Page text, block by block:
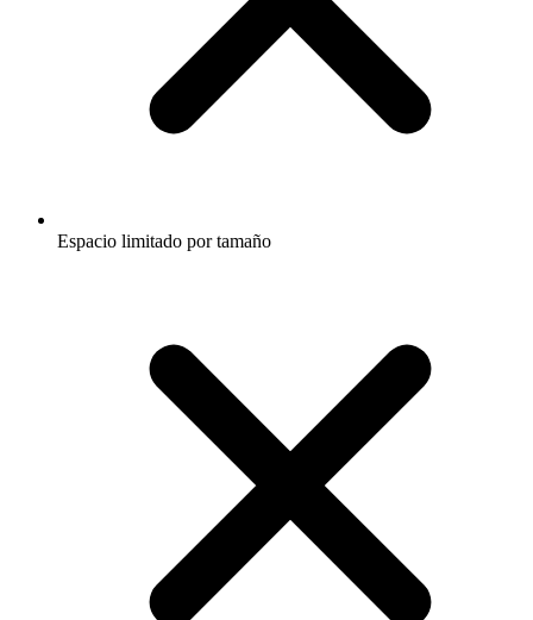
Espacio limitado por tamaño